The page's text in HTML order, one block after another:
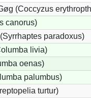
(Coccyzus
canorus)
paradoxus)
livia)
oenas)
palumbus)
turtur)